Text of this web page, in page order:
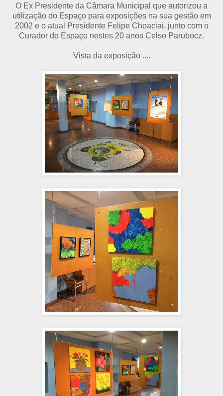
O Ex Presidente da Câmara Municipal que autorizou a
utilização do Espaço para exposições na sua gestão em
2002 e o atual Presidente Felipe Choaciai, junto com o
Curador do Espaço nestes 20 anos Celso Parubocz.
Vista da exposição ....